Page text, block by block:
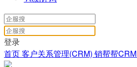
登录
首页客户关系管理(CRM) 销帮帮CRM